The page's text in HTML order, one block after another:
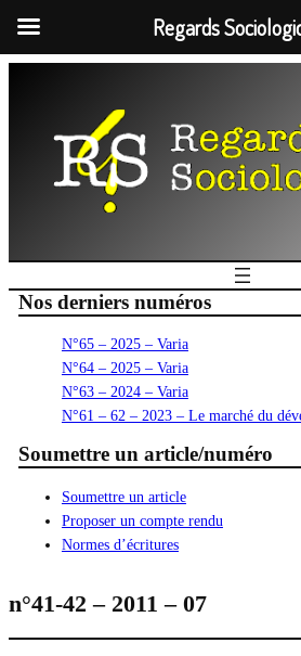
Nos derniers numéros
N°65 – 2025 – Varia
N°64 – 2025 – Varia
N°63 – 2024 – Varia
N°61 – 62 – 2023 – Le marché du
Soumettre un article/numéro
Soumettre un article
Proposer un compte rendu
Normes d’écritures
n°41-42 – 2011 – 07
Regards